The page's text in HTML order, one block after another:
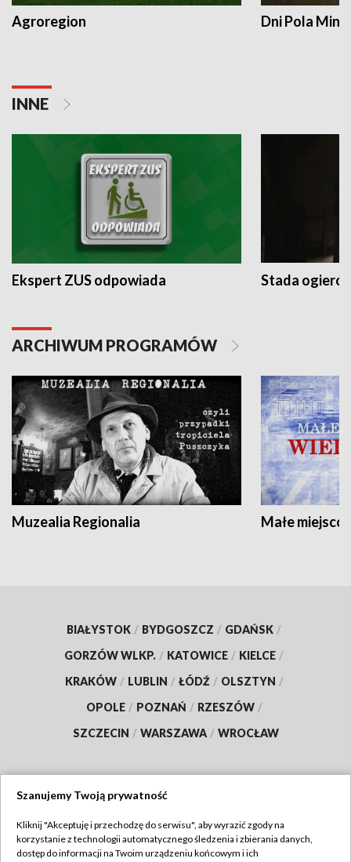
Agroregion Dni Pola
INNE
Ekspert ZUS odpowiada Stada
ARCHIWUM PROGRAMÓW
Muzealia Regionalia Małe
BIAŁYSTOK / BYDGOSZCZ / GDAŃSK /
GORZÓW WLKP. / KATOWICE / KIELCE /
KRAKÓW / LUBLIN / ŁÓDŹ / OLSZTYN /
OPOLE / POZNAŃ / RZESZÓW /
SZCZECIN / WARSZAWA / WROCŁAW
TVP
Szanujemy Twoją prywatność
Kliknij "Akceptuję i przechodzę do serwisu", aby wyrazić zgody na
korzystanie z technologii automatycznego śledzenia i zbierania danych,
dostęp do informacji na Twoim urządzeniu końcowym i ich